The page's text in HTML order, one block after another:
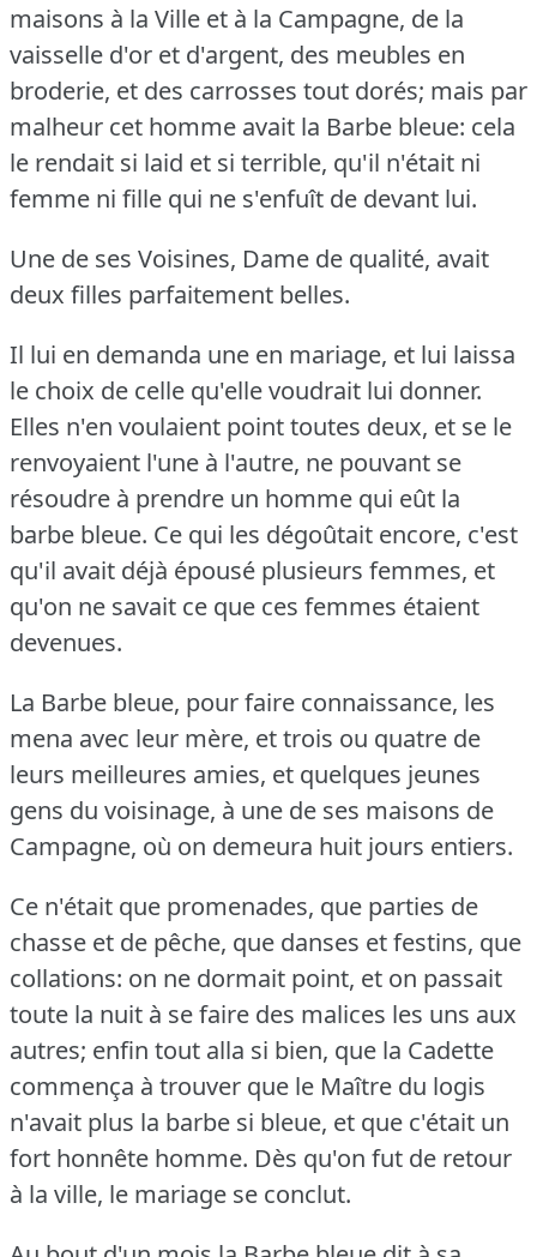
maisons à la Ville et à la Campagne, de la
vaisselle d'or et d'argent, des meubles en
broderie, et des carrosses tout dorés; mais par
malheur cet homme avait la Barbe bleue: cela
le rendait si laid et si terrible, qu'il n'était ni
femme ni fille qui ne s'enfuît de devant lui.
Une de ses Voisines, Dame de qualité, avait
deux filles parfaitement belles.
Il lui en demanda une en mariage, et lui laissa
le choix de celle qu'elle voudrait lui donner.
Elles n'en voulaient point toutes deux, et se le
renvoyaient l'une à l'autre, ne pouvant se
résoudre à prendre un homme qui eût la
barbe bleue. Ce qui les dégoûtait encore, c'est
qu'il avait déjà épousé plusieurs femmes, et
qu'on ne savait ce que ces femmes étaient
devenues.
La Barbe bleue, pour faire connaissance, les
mena avec leur mère, et trois ou quatre de
leurs meilleures amies, et quelques jeunes
gens du voisinage, à une de ses maisons de
Campagne, où on demeura huit jours entiers.
Ce n'était que promenades, que parties de
chasse et de pêche, que danses et festins, que
collations: on ne dormait point, et on passait
toute la nuit à se faire des malices les uns aux
autres; enfin tout alla si bien, que la Cadette
commença à trouver que le Maître du logis
n'avait plus la barbe si bleue, et que c'était un
fort honnête homme. Dès qu'on fut de retour
à la ville, le mariage se conclut.